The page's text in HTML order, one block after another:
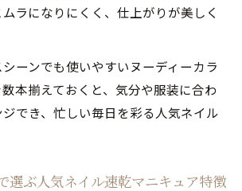
ラになりにくく、仕上がりが美しく
ーンでも使いやすいヌーディーカラ
本揃えておくと、気分や服装に合わ
でき、忙しい毎日を彩る人気ネイル
選ぶ人気ネイル速乾マニキュア特徴